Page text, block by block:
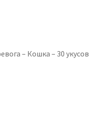
– Кошка – 30 укусов